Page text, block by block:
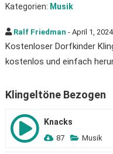
Kategorien: Musik
Ralf Friedman - April 1, 2024
Kostenloser Dorfkinder
kostenlos und einfach
Klingeltöne Bezogen
Knacks
87 Musik